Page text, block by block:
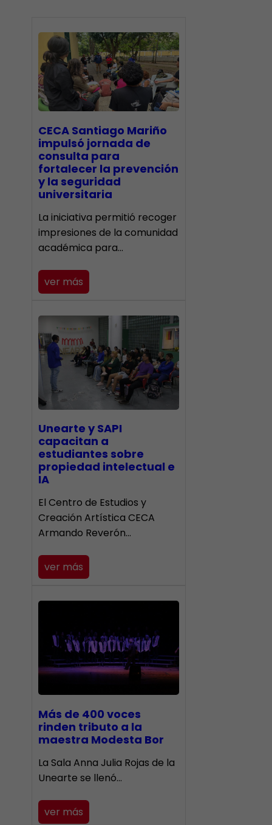
CECA Santiago Mariño
impulsó jornada de
consulta para
fortalecer la prevención
y la seguridad
universitaria
La iniciativa permitió recoger
impresiones de la comunidad
académica para…
ver más
Unearte y SAPI
capacitan a
estudiantes sobre
propiedad intelectual e
IA
El Centro de Estudios y
Creación Artística CECA
Armando Reverón…
ver más
Más de 400 voces
rinden tributo a la
maestra Modesta Bor
​La Sala Anna Julia Rojas de la
Unearte se llenó…
ver más